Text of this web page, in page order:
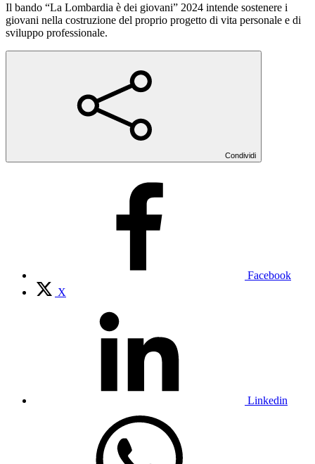
Il bando “La Lombardia è dei giovani” 2024 intende sostenere i
giovani nella costruzione del proprio progetto di vita personale e di
sviluppo professionale.
Condividi
Facebook
X
Linkedin